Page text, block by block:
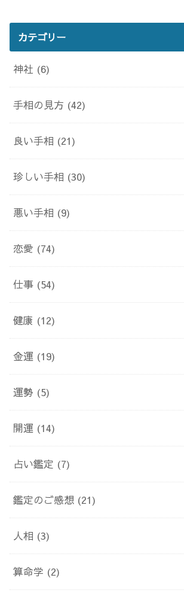
カテゴリー
神社 (6)
手相の見方 (42)
良い手相 (21)
珍しい手相 (30)
悪い手相 (9)
恋愛 (74)
仕事 (54)
健康 (12)
金運 (19)
運勢 (5)
開運 (14)
占い鑑定 (7)
鑑定のご感想 (21)
人相 (3)
算命学 (2)